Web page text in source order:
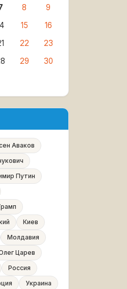
8
9
15
16
22
23
29
30
Аваков
Путин
Киев
Молдавия
Царев
Россия
Украина